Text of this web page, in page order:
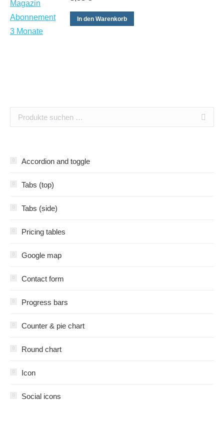
In den Warenkorb
Accordion and toggle
Tabs (top)
Tabs (side)
Pricing tables
Google map
Contact form
Progress bars
Counter & pie chart
Round chart
Icon
Social icons